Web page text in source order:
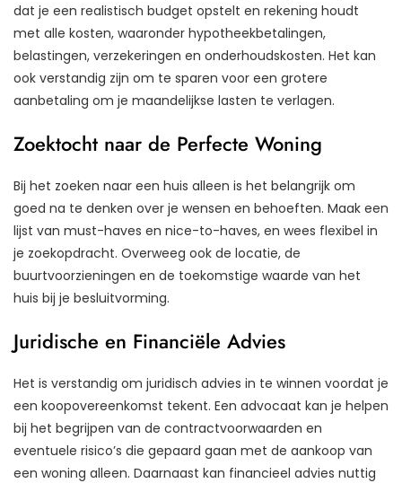
dat je een realistisch budget opstelt en rekening houdt
met alle kosten, waaronder hypotheekbetalingen,
belastingen, verzekeringen en onderhoudskosten. Het kan
ook verstandig zijn om te sparen voor een grotere
aanbetaling om je maandelijkse lasten te verlagen.
Zoektocht naar de Perfecte Woning
Bij het zoeken naar een huis alleen is het belangrijk om
goed na te denken over je wensen en behoeften. Maak een
lijst van must-haves en nice-to-haves, en wees flexibel in
je zoekopdracht. Overweeg ook de locatie, de
buurtvoorzieningen en de toekomstige waarde van het
huis bij je besluitvorming.
Juridische en Financiële Advies
Het is verstandig om juridisch advies in te winnen voordat je
een koopovereenkomst tekent. Een advocaat kan je helpen
bij het begrijpen van de contractvoorwaarden en
eventuele risico’s die gepaard gaan met de aankoop van
een woning alleen. Daarnaast kan financieel advies nuttig